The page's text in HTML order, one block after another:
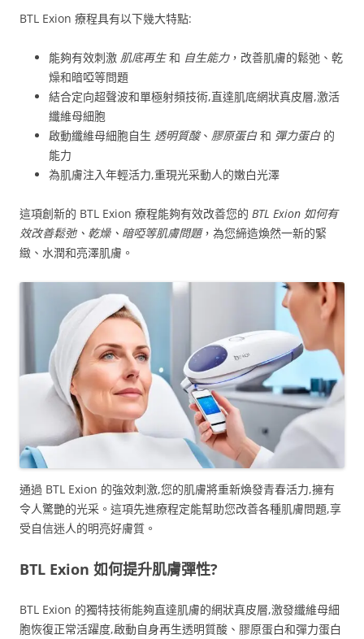
BTL Exion 療程具有以下幾大特點:
能夠有效刺激 肌底再生和 自生能力，改善肌膚的鬆弛、乾
燥和暗啞等問題
結合定向超聲波和單極射頻技術,直達肌底網狀真皮層,激活
纖維母細胞
啟動纖維母細胞自生 透明質酸、 膠原蛋白和 彈力蛋白的
能力
為肌膚注入年輕活力,重現光采動人的嫩白光澤
這項創新的 BTL Exion 療程能夠有效改善您的 BTL Exion 如何有
效改善鬆弛、乾燥、暗啞等肌膚問題，為您締造煥然一新的緊
緻、水潤和亮澤肌膚。
通過 BTL Exion 的強效刺激,您的肌膚將重新煥發青春活力,擁有
令人驚艷的光采。這項先進療程定能幫助您改善各種肌膚問題,享
受自信迷人的明亮好膚質。
BTL Exion 如何提升肌膚彈性?
BTL Exion 的獨特技術能夠直達肌膚的網狀真皮層,激發纖維母細
胞恢復正常活躍度,啟動自身再生透明質酸、膠原蛋白和彈力蛋白